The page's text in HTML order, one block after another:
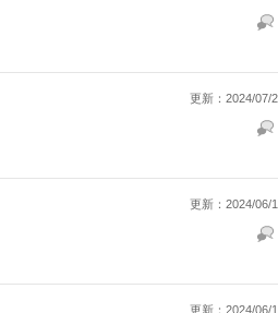
更新：2024/07/
更新：2024/06/
更新：2024/06/